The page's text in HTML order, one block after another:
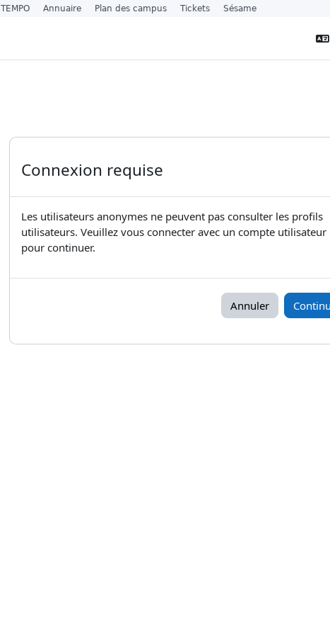
Connexion requise
Les utilisateurs anonymes ne peuvent pas consulter les profils
utilisateurs. Veuillez vous connecter avec un compte utilisateur
pour continuer.
Annuler
TEMPO Annuaire Plan des campus Tickets Sésame